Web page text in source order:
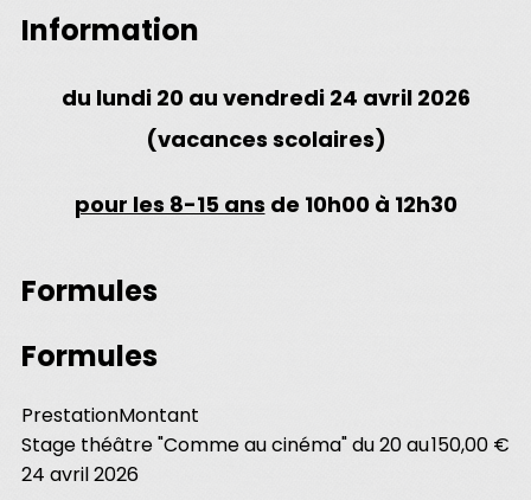
Information
du lundi 20 au vendredi 24 avril 2026
(vacances scolaires)
pour les 8-15 ans de 10h00 à 12h30
Formules
Formules
PrestationMontant
Stage théâtre "Comme au cinéma" du 20 au
24 avril 2026
150,00 €